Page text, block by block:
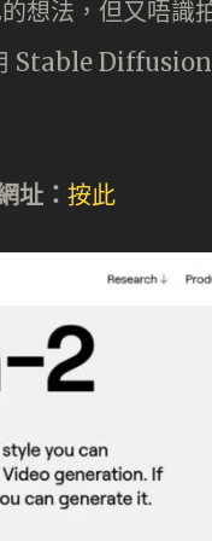
想法，但又唔
Stable Diffusion
址： 按此